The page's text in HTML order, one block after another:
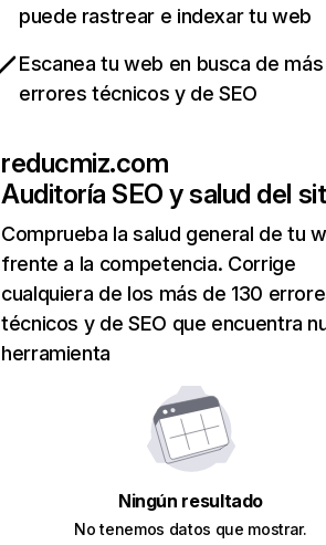
puede rastrear e indexar tu web
Escanea tu web en busca de
errores técnicos y de SEO
reducmiz.com
Auditoría SEO y salud del
Comprueba la salud general de tu
frente a la competencia. Corrige
cualquiera de los más de 130
técnicos y de SEO que encuentra
herramienta
Ningún resultado
No tenemos datos que mostrar.